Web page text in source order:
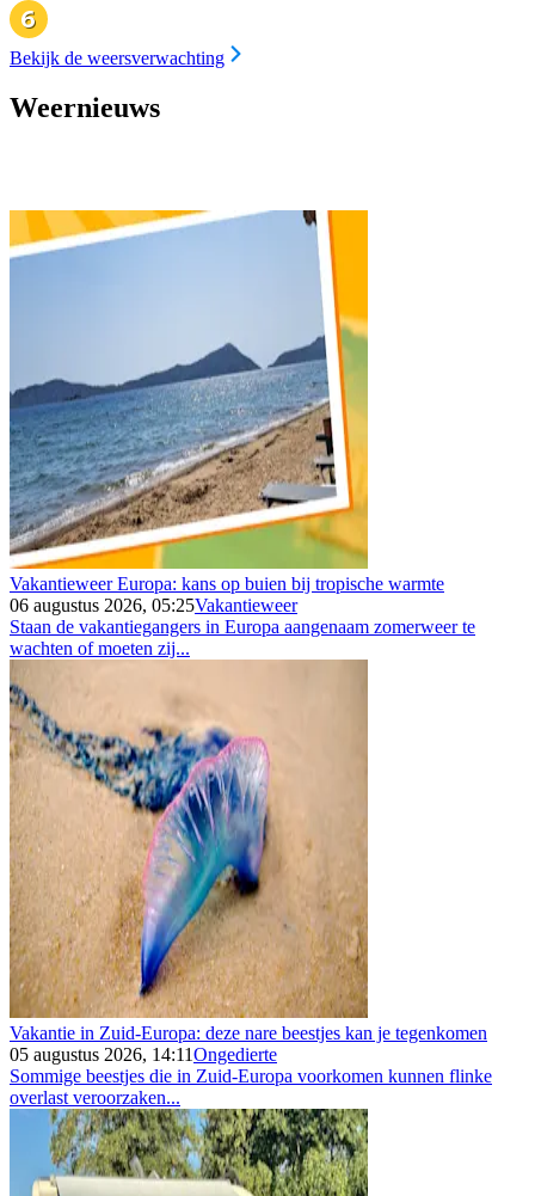
Bekijk de weersverwachting
Weernieuws
Vakantieweer Europa: kans op buien bij tropische warmte
06 augustus 2026, 05:25Vakantieweer
Staan de vakantiegangers in Europa aangenaam zomerweer te
wachten of moeten zij...
Vakantie in Zuid-Europa: deze nare beestjes kan je tegenkomen
05 augustus 2026, 14:11Ongedierte
Sommige beestjes die in Zuid-Europa voorkomen kunnen flinke
overlast veroorzaken...